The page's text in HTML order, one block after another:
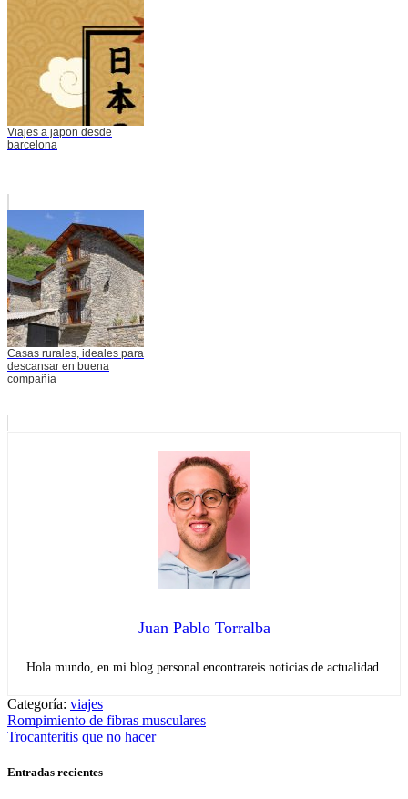
Viajes a japon desde
barcelona
Casas rurales, ideales para
descansar en buena
compañía
Juan Pablo Torralba
Hola mundo, en mi blog personal encontrareis noticias de actualidad.
Categoría: viajes
Navegación
de
entradas
Entrada
anterior:
Rompimiento de fibras musculares
Entrada
Trocanteritis que no hacer
Entradas recientes